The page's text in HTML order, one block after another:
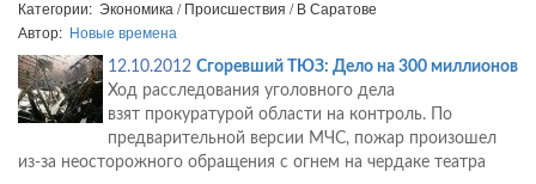
Категории: Экономика / Происшествия / В Саратове
Автор: Новые времена
12.10.2012 Сгоревший ТЮЗ: Дело на 300 миллионов
Ход расследования уголовного дела
взят прокуратурой области на контроль. По
предварительной версии МЧС, пожар произошел
из-за неосторожного обращения с огнем на чердаке театра